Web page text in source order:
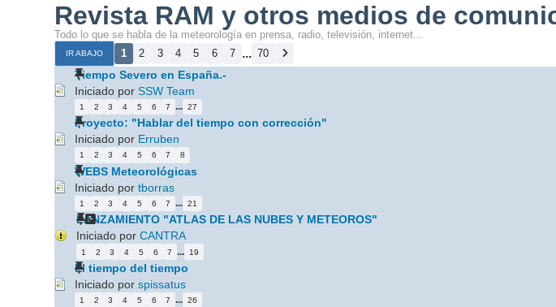
Revista RAM y otros medios de
Todo lo que se habla de la meteorología en prensa, radio, televisión, internet...
IR ABAJO 1 2 3 4 5 6 7 ... 70
Tiempo Severo en España.-
Iniciado por SSW Team
1 2 3 4 5 6 7 ... 27
Proyecto: "Hablar del tiempo con corrección"
Iniciado por Erruben
1 2 3 4 5 6 7 8
WEBS Meteorológicas
Iniciado por tborras
1 2 3 4 5 6 7 ... 21
LANZAMIENTO "ATLAS DE LAS NUBES Y METEOROS"
Iniciado por CANTRA
1 2 3 4 5 6 7 ... 19
El tiempo del tiempo
Iniciado por spissatus
1 2 3 4 5 6 7 ... 26